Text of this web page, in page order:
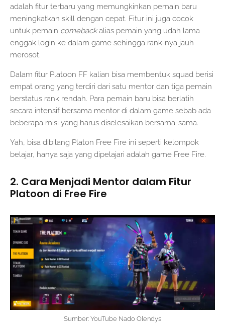
adalah fitur terbaru yang memungkinkan pemain baru
meningkatkan skill dengan cepat. Fitur ini juga cocok
untuk pemain comebackalias pemain yang udah lama
enggak login ke dalam game sehingga rank-nya jauh
merosot.
Dalam fitur Platoon FF kalian bisa membentuk squad berisi
empat orang yang terdiri dari satu mentor dan tiga pemain
berstatus rank rendah. Para pemain baru bisa berlatih
secara intensif bersama mentor di dalam game sebab ada
beberapa misi yang harus diselesaikan bersama-sama.
Yah, bisa dibilang Platon Free Fire ini seperti kelompok
belajar, hanya saja yang dipelajari adalah game Free Fire.
2. Cara Menjadi Mentor dalam Fitur
Platoon di Free Fire
Sumber: YouTube Nado Olendys